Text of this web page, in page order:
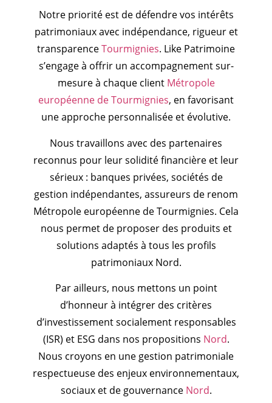
Notre priorité est de défendre vos intérêts
patrimoniaux avec indépendance, rigueur et
transparenceTourmignies. Like Patrimoine
s’engage à offrir un accompagnement sur-
mesure à chaque client Métropole
européenne de Tourmignies, en favorisant
une approche personnalisée et évolutive.
Nous travaillons avec des partenaires
reconnus pour leur solidité financière et leur
sérieux : banques privées, sociétés de
gestion indépendantes, assureurs de renom
Métropole européenne de Tourmignies. Cela
nous permet de proposer des produits et
solutions adaptés à tous les profils
patrimoniaux Nord.
Par ailleurs, nous mettons un point
d’honneur à intégrer des critères
d’investissement socialement responsables
(ISR) et ESG dans nos propositions Nord.
Nous croyons en une gestion patrimoniale
respectueuse des enjeux environnementaux,
sociaux et de gouvernance Nord.